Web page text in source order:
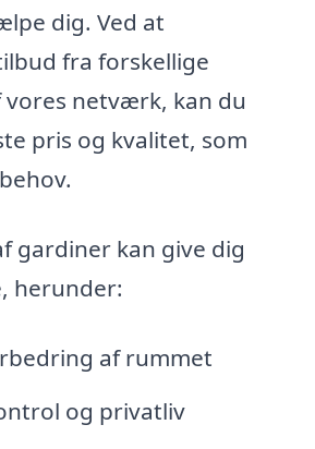
dig. Ved at
fra forskellige
vores netværk, kan du
pris og kvalitet, som
gardiner kan give dig
herunder:
af rummet
og privatliv